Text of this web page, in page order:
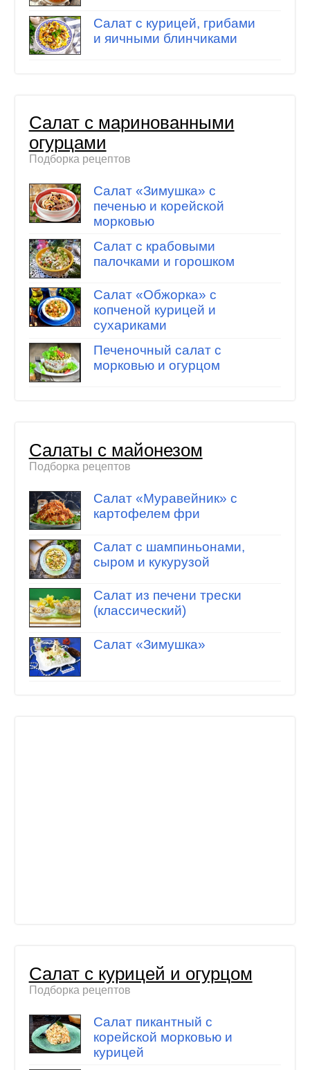
Салат с курицей, грибами
и яичными блинчиками
Салат с маринованными
огурцами
Подборка рецептов
Салат «Зимушка» с
печенью и корейской
морковью
Салат с крабовыми
палочками и горошком
Салат «Обжорка» с
копченой курицей и
сухариками
Печеночный салат с
морковью и огурцом
Салаты с майонезом
Подборка рецептов
Салат «Муравейник» с
картофелем фри
Салат с шампиньонами,
сыром и кукурузой
Салат из печени трески
(классический)
Салат «Зимушка»
Салат с курицей и огурцом
Подборка рецептов
Салат пикантный с
корейской морковью и
курицей